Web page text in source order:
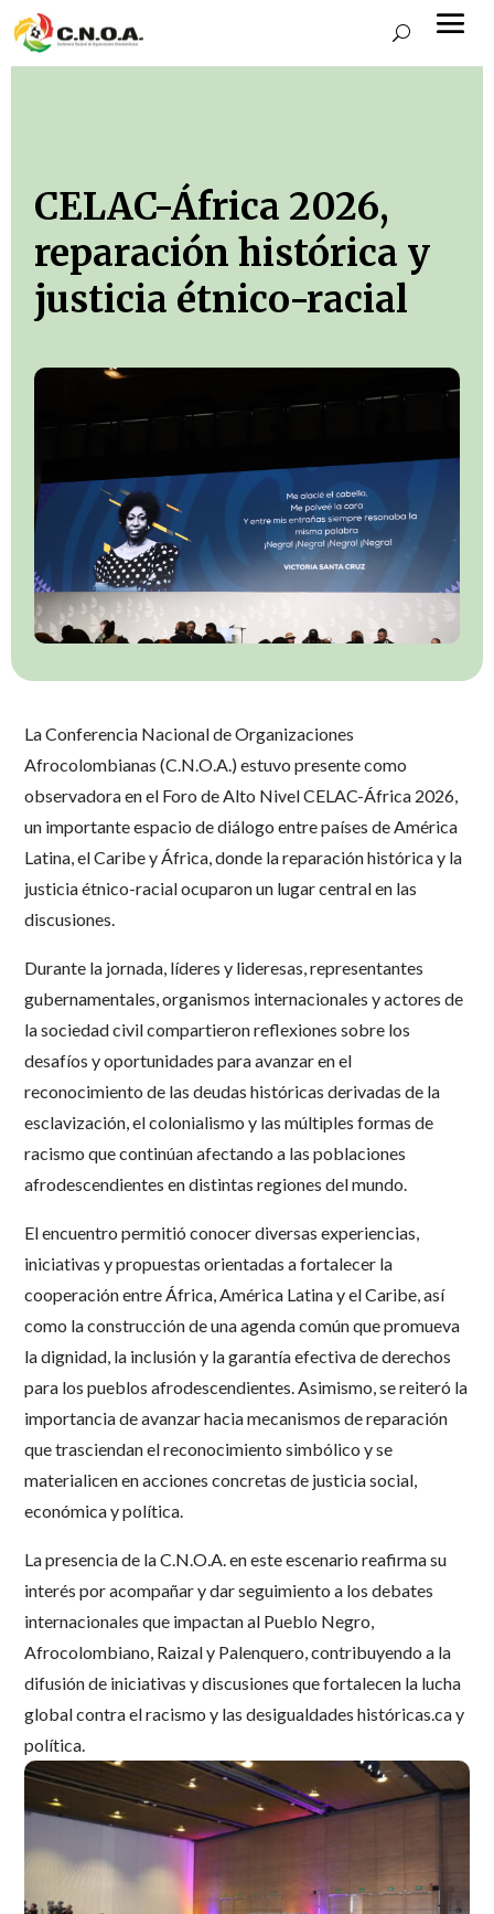
CELAC-África 2026,
reparación histórica y
justicia étnico-racial
La Conferencia Nacional de Organizaciones
Afrocolombianas (C.N.O.A.) estuvo presente como
observadora en el Foro de Alto Nivel CELAC-África 2026,
un importante espacio de diálogo entre países de América
Latina, el Caribe y África, donde la reparación histórica y la
justicia étnico-racial ocuparon un lugar central en las
discusiones.
Durante la jornada, líderes y lideresas, representantes
gubernamentales, organismos internacionales y actores de
la sociedad civil compartieron reflexiones sobre los
desafíos y oportunidades para avanzar en el
reconocimiento de las deudas históricas derivadas de la
esclavización, el colonialismo y las múltiples formas de
racismo que continúan afectando a las poblaciones
afrodescendientes en distintas regiones del mundo.
El encuentro permitió conocer diversas experiencias,
iniciativas y propuestas orientadas a fortalecer la
cooperación entre África, América Latina y el Caribe, así
como la construcción de una agenda común que promueva
la dignidad, la inclusión y la garantía efectiva de derechos
para los pueblos afrodescendientes. Asimismo, se reiteró la
importancia de avanzar hacia mecanismos de reparación
que trasciendan el reconocimiento simbólico y se
materialicen en acciones concretas de justicia social,
económica y política.
La presencia de la C.N.O.A. en este escenario reafirma su
interés por acompañar y dar seguimiento a los debates
internacionales que impactan al Pueblo Negro,
Afrocolombiano, Raizal y Palenquero, contribuyendo a la
difusión de iniciativas y discusiones que fortalecen la lucha
global contra el racismo y las desigualdades históricas.ca y
política.